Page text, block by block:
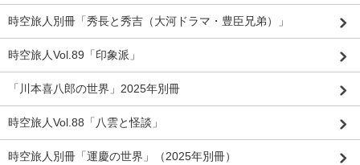
時空旅人別冊「秀長と秀吉（大河ドラマ・豊臣兄弟）」
時空旅人Vol.89「印象派」
「川本喜八郎の世界」2025年別冊
時空旅人Vol.88「八雲と怪談」
時空旅人別冊「運慶の世界」（2025年別冊）